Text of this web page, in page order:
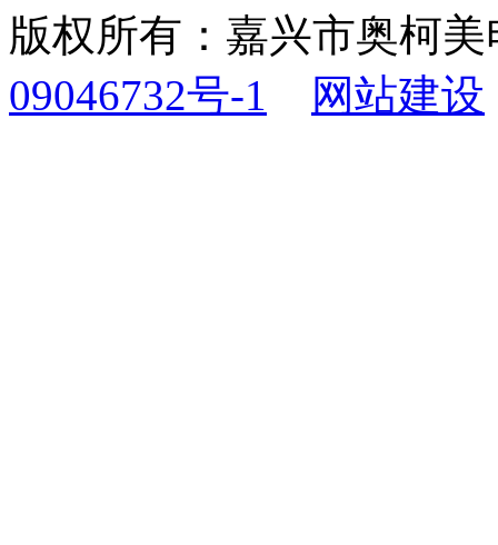
版权所有：嘉兴市奥柯
09046732号-1
网站建设